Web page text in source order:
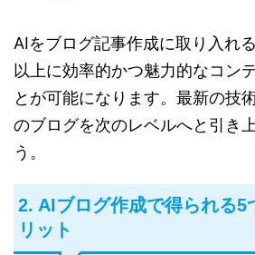
AIをブログ記事作成に取り入れ
以上に効率的かつ魅力的なコン
とが可能になります。最新の技
のブログを次のレベルへと引き
う。
2. AIブログ作成で得られる5
リット